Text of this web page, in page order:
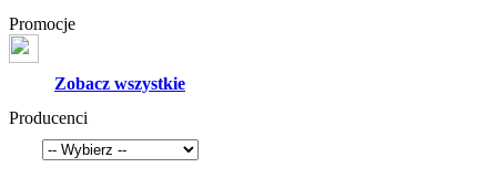
Promocje
Zobacz wszystkie
Producenci